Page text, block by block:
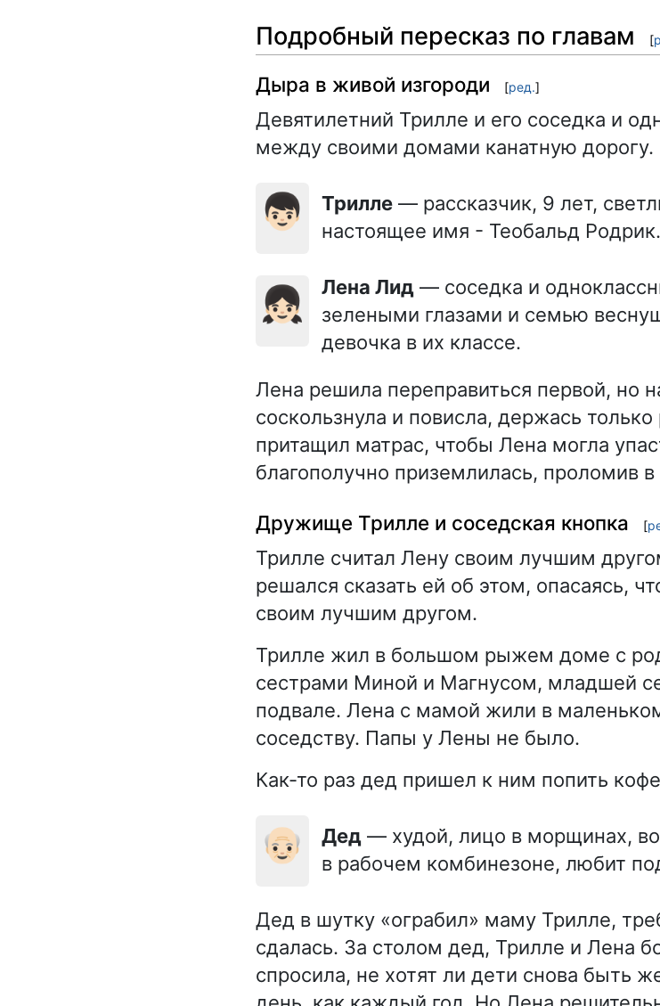
Подробный пересказ по главам [
Дыра в живой изгороди [ред.]
Девятилетний Трилле и его соседка и
между своими домами канатную дорогу.
👦🏻 Трилле — рассказчик, 9 лет,
настоящее имя - Теобальд Родрик.
👧🏻 Лена Лид — соседка и
зелеными глазами и семью
девочка в их классе.
Лена решила переправиться первой, но
соскользнула и повисла, держась
притащил матрас, чтобы Лена могла
благополучно приземлилась, проломив
Дружище Трилле и соседская кнопка [
Трилле считал Лену своим лучшим
решался сказать ей об этом, опасаясь,
своим лучшим другом.
Трилле жил в большом рыжем доме с
сестрами Миной и Магнусом, младшей
подвале. Лена с мамой жили в
соседству. Папы у Лены не было.
Как-то раз дед пришел к ним попить
👴🏻 Дед — худой, лицо в морщинах,
в рабочем комбинезоне, любит
Дед в шутку «ограбил» маму Трилле,
сдалась. За столом дед, Трилле и Лена
спросила, не хотят ли дети снова быть